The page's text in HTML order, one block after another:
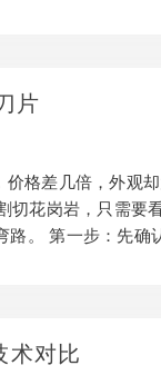
数 金刚石浓度。浓
度性价比最好。
错了，片子钝了…
片
格差几倍，外观
花岗岩，只需要
路。 第一步：先确
英寸花岗岩切割要
也越高。切花岗岩
术对比